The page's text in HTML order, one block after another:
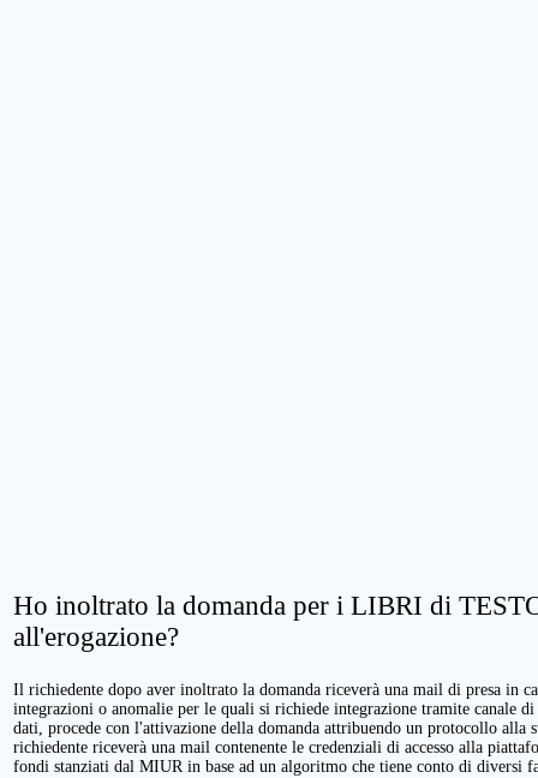
Ho inoltrato la domanda per i LIBRI di
all'erogazione?
Il richiedente dopo aver inoltrato la domanda riceverà una mail di presa in
integrazioni o anomalie per le quali si richiede integrazione tramite canale
dati, procede con l'attivazione della domanda attribuendo un protocollo alla
richiedente riceverà una mail contenente le credenziali di accesso alla
fondi stanziati dal MIUR in base ad un algoritmo che tiene conto di diversi